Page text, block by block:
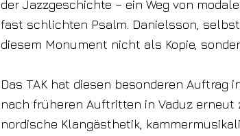
der Jazzgeschichte – ein Weg von
fast schlichten Psalm. Danielsson,
diesem Monument nicht als Kopie,
Das TAK hat diesen besonderen Auftrag
nach früheren Auftritten in Vaduz
nordische Klangästhetik,